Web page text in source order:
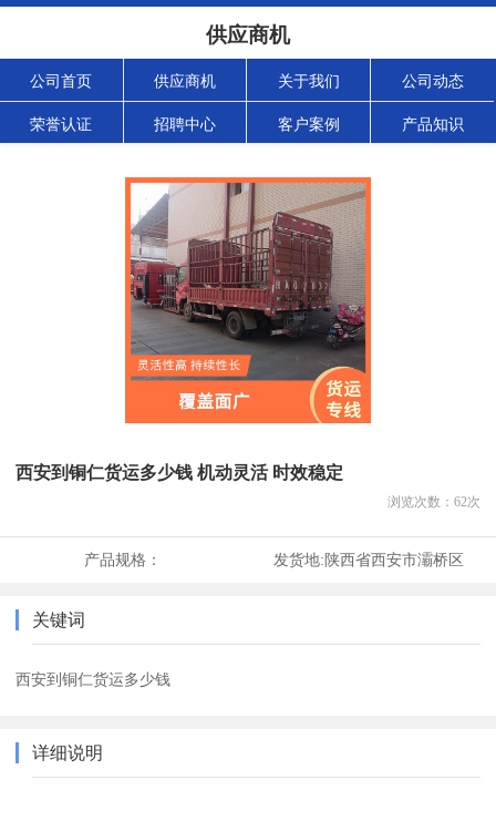
供应商机
公司首页 供应商机 关于我们 公司动态
荣誉认证 招聘中心 客户案例 产品知识
西安到铜仁货运多少钱 机动灵活 时效稳定
浏览次数： 62次
产品规格： 发货地:陕西省西安市灞桥区
关键词
西安到铜仁货运多少钱
详细说明